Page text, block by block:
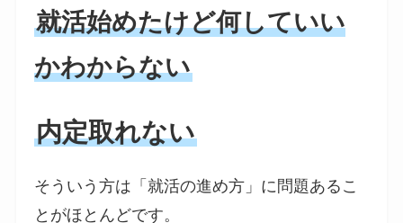
就活始めたけど何していい
かわからない
内定取れない
そういう方は「就活の進め方」に問題あるこ
とがほとんどです。